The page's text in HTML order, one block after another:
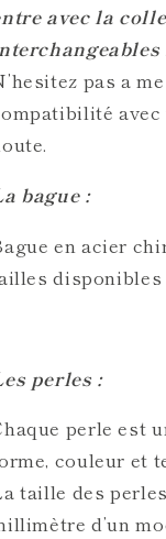
avec la
pas a
avec
bague :
en acier
disponibles
perles :
perle est
couleur et
taille des
d’un